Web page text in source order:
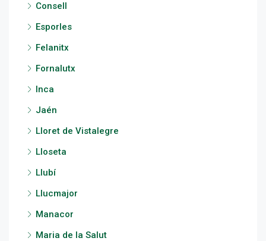
Consell
Esporles
Felanitx
Fornalutx
Inca
Jaén
Lloret de Vistalegre
Lloseta
Llubí
Llucmajor
Manacor
Maria de la Salut